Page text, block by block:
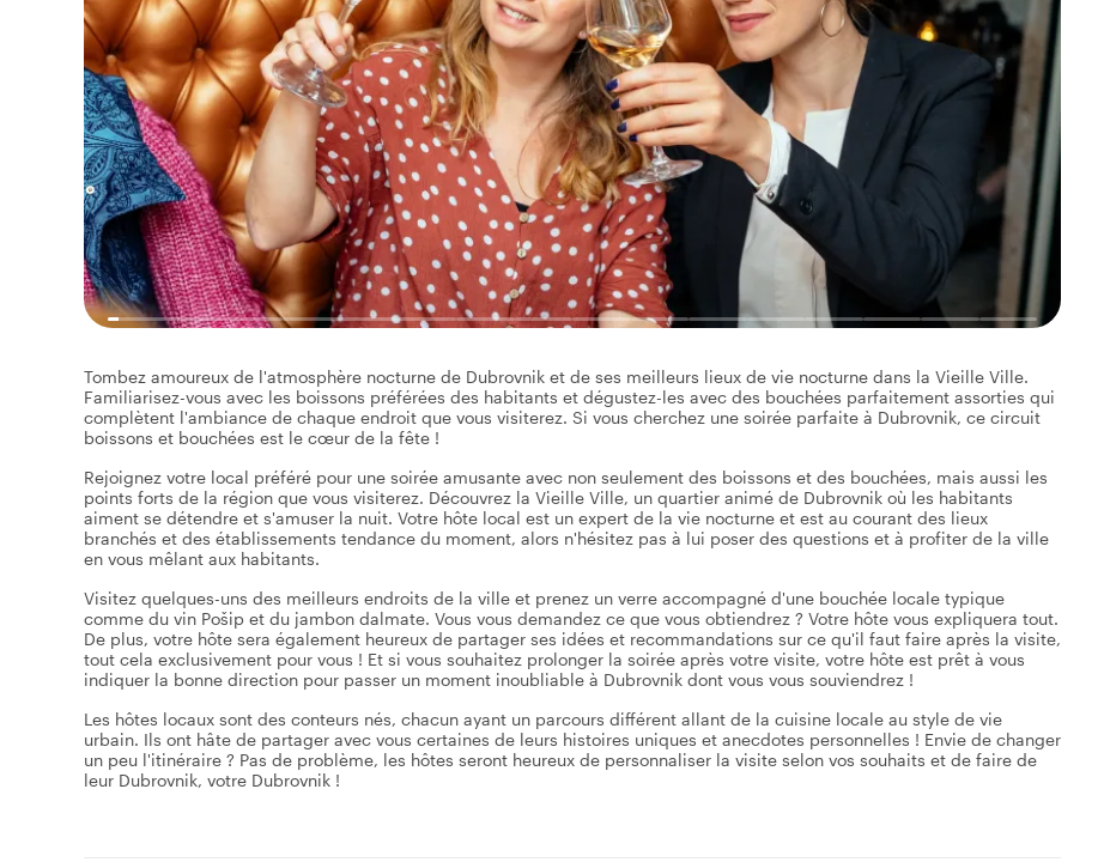
Tombez amoureux de l'atmosphère nocturne de Dubrovnik et de ses meilleurs lieux de vie nocturne dans la Vieille Ville.
Familiarisez-vous avec les boissons préférées des habitants et dégustez-les avec des bouchées parfaitement assorties qui
complètent l'ambiance de chaque endroit que vous visiterez. Si vous cherchez une soirée parfaite à Dubrovnik, ce circuit
boissons et bouchées est le cœur de la fête !
Rejoignez votre local préféré pour une soirée amusante avec non seulement des boissons et des bouchées, mais aussi les
points forts de la région que vous visiterez. Découvrez la Vieille Ville, un quartier animé de Dubrovnik où les habitants
aiment se détendre et s'amuser la nuit. Votre hôte local est un expert de la vie nocturne et est au courant des lieux
branchés et des établissements tendance du moment, alors n'hésitez pas à lui poser des questions et à profiter de la ville
en vous mêlant aux habitants.
Visitez quelques-uns des meilleurs endroits de la ville et prenez un verre accompagné d'une bouchée locale typique
comme du vin Pošip et du jambon dalmate. Vous vous demandez ce que vous obtiendrez ? Votre hôte vous expliquera tout.
De plus, votre hôte sera également heureux de partager ses idées et recommandations sur ce qu'il faut faire après la visite,
tout cela exclusivement pour vous ! Et si vous souhaitez prolonger la soirée après votre visite, votre hôte est prêt à vous
indiquer la bonne direction pour passer un moment inoubliable à Dubrovnik dont vous vous souviendrez !
Les hôtes locaux sont des conteurs nés, chacun ayant un parcours différent allant de la cuisine locale au style de vie
urbain. Ils ont hâte de partager avec vous certaines de leurs histoires uniques et anecdotes personnelles ! Envie de changer
un peu l'itinéraire ? Pas de problème, les hôtes seront heureux de personnaliser la visite selon vos souhaits et de faire de
leur Dubrovnik, votre Dubrovnik !